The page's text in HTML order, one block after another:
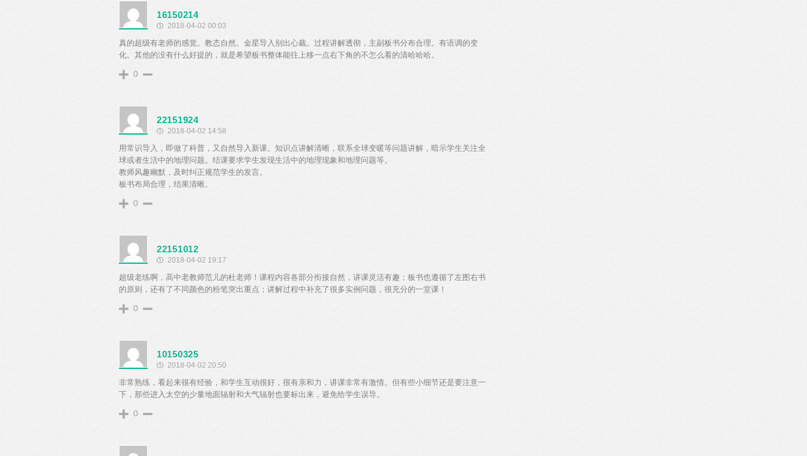
16150214
2018-04-02 00:03
真的超级有老师的感觉。教态自然。金星导入别出心裁。过程讲解透彻，主副板书分布合理。有语调的变
化。其他的没有什么好提的，就是希望板书整体能往上移一点右下角的不怎么看的清哈哈哈。
0
22151924
2018-04-02 14:58
用常识导入，即做了科普，又自然导入新课。知识点讲解清晰，联系全球变暖等问题讲解，暗示学生关注全
球或者生活中的地理问题。结课要求学生发现生活中的地理现象和地理问题等。
教师风趣幽默，及时纠正规范学生的发言。
板书布局合理，结果清晰。
0
22151012
2018-04-02 19:17
超级老练啊，高中老教师范儿的杜老师！课程内容各部分衔接自然，讲课灵活有趣；板书也遵循了左图右书
的原则，还有了不同颜色的粉笔突出重点；讲解过程中补充了很多实例问题，很充分的一堂课！
0
10150325
2018-04-02 20:50
非常熟练，看起来很有经验，和学生互动很好，很有亲和力，讲课非常有激情。但有些小细节还是要注意一
下，那些进入太空的少量地面辐射和大气辐射也要标出来，避免给学生误导。
0